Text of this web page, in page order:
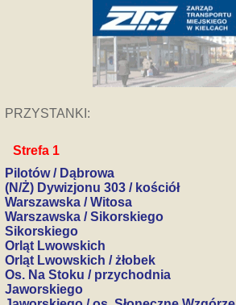
PRZYSTANKI:
Strefa 1
Pilotów / Dąbrowa
(N/Ż) Dywizjonu 303 / kościół
Warszawska / Witosa
Warszawska / Sikorskiego
Sikorskiego
Orląt Lwowskich
Orląt Lwowskich / żłobek
Os. Na Stoku / przychodnia
Jaworskiego